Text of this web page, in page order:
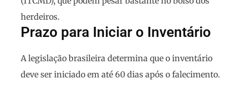
herdeiros.
Prazo para Iniciar o Inventário
A legislação brasileira determina que o inventário
deve ser iniciado em até 60 dias após o falecimento.